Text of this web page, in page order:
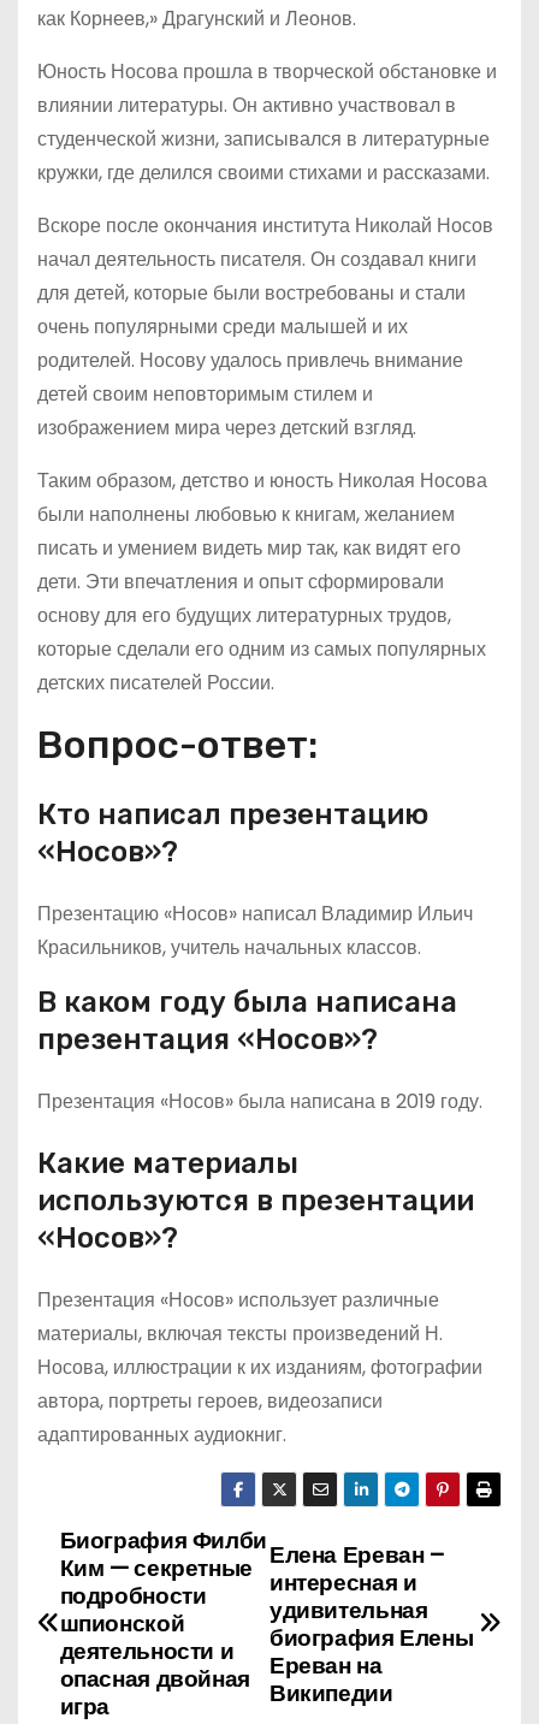
как Корнеев,» Драгунский и Леонов.
Юность Носова прошла в творческой обстановке и
влиянии литературы. Он активно участвовал в
студенческой жизни, записывался в литературные
кружки, где делился своими стихами и рассказами.
Вскоре после окончания института Николай Носов
начал деятельность писателя. Он создавал книги
для детей, которые были востребованы и стали
очень популярными среди малышей и их
родителей. Носову удалось привлечь внимание
детей своим неповторимым стилем и
изображением мира через детский взгляд.
Таким образом, детство и юность Николая Носова
были наполнены любовью к книгам, желанием
писать и умением видеть мир так, как видят его
дети. Эти впечатления и опыт сформировали
основу для его будущих литературных трудов,
которые сделали его одним из самых популярных
детских писателей России.
Вопрос-ответ:
Кто написал презентацию
«Носов»?
Презентацию «Носов» написал Владимир Ильич
Красильников, учитель начальных классов.
В каком году была написана
презентация «Носов»?
Презентация «Носов» была написана в 2019 году.
Какие материалы
используются в презентации
«Носов»?
Презентация «Носов» использует различные
материалы, включая тексты произведений Н.
Носова, иллюстрации к их изданиям, фотографии
автора, портреты героев, видеозаписи
адаптированных аудиокниг.
Н
а
Елена Ереван –
интересная и
удивительная
биография Елены
Ереван на
Википедии
Биография Филби
Ким — секретные
подробности
шпионской
деятельности и
опасная двойная
игра